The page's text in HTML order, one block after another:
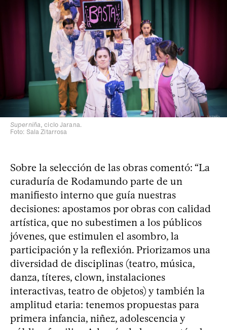
Superniña, ciclo Jarana.
Foto: Sala Zitarrosa
Sobre la selección de las obras comentó: “La
curaduría de Rodamundo parte de un
manifiesto interno que guía nuestras
decisiones: apostamos por obras con calidad
artística, que no subestimen a los públicos
jóvenes, que estimulen el asombro, la
participación y la reflexión. Priorizamos una
diversidad de disciplinas (teatro, música,
danza, títeres, clown, instalaciones
interactivas, teatro de objetos) y también la
amplitud etaria: tenemos propuestas para
primera infancia, niñez, adolescencia y